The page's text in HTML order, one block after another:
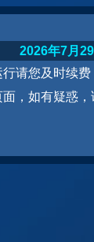
请您及时续
，如有疑惑，
2026年7月29